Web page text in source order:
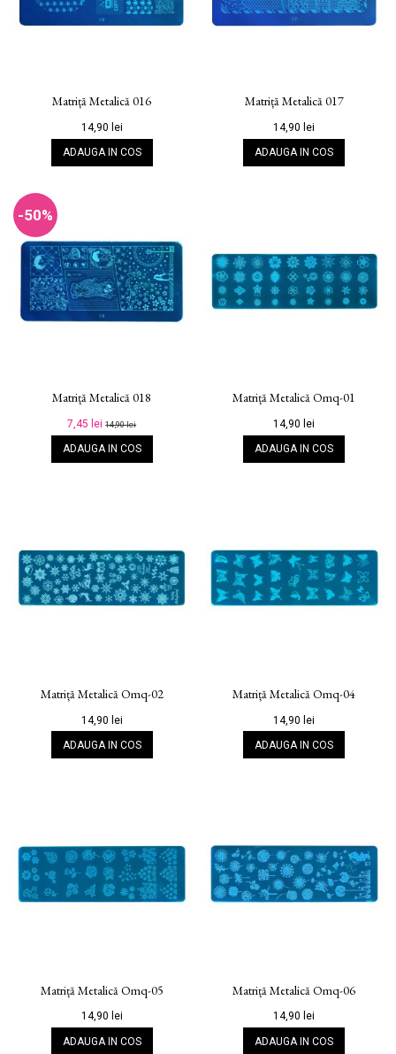
Matriță Metalică 016
14,90 lei
ADAUGA IN COS
Matriță Metalică 017
14,90 lei
ADAUGA IN COS
-50%
Matriță Metalică 018
7,45 lei14,90 lei
ADAUGA IN COS
Matriță Metalică Omq-01
14,90 lei
ADAUGA IN COS
Matriță Metalică Omq-02
14,90 lei
ADAUGA IN COS
Matriță Metalică Omq-04
14,90 lei
ADAUGA IN COS
Matriță Metalică Omq-05
14,90 lei
ADAUGA IN COS
Matriță Metalică Omq-06
14,90 lei
ADAUGA IN COS